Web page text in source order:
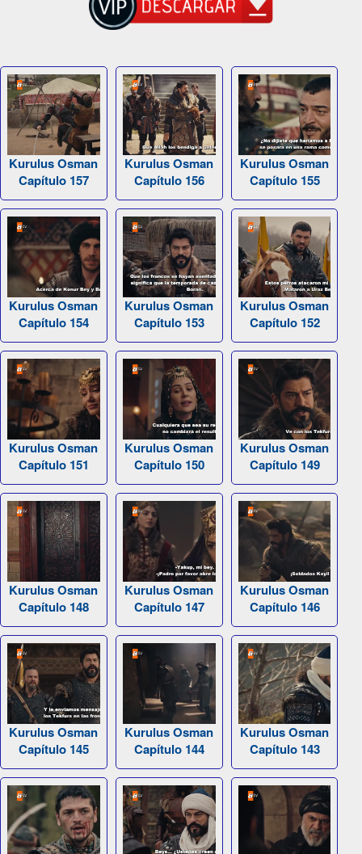
Kurulus Osman
Capítulo 157
Kurulus Osman
Capítulo 156
Kurulus Osman
Capítulo 155
Kurulus Osman
Capítulo 154
Kurulus Osman
Capítulo 153
Kurulus Osman
Capítulo 152
Kurulus Osman
Capítulo 151
Kurulus Osman
Capítulo 150
Kurulus Osman
Capítulo 149
Kurulus Osman
Capítulo 148
Kurulus Osman
Capítulo 147
Kurulus Osman
Capítulo 146
Kurulus Osman
Capítulo 145
Kurulus Osman
Capítulo 144
Kurulus Osman
Capítulo 143